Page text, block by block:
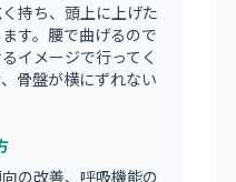
持ち、頭上に上げた
す。腰で曲げるので
イメージで行ってく
骨盤が横にずれない
の改善、呼吸機能の